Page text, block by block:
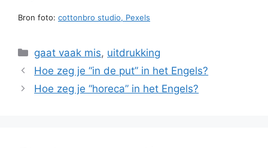
Bron foto: cottonbro studio, Pexels
Categorieën
gaat vaak mis, uitdrukking
Hoe zeg je “in de put” in het Engels?
Hoe zeg je “horeca” in het Engels?